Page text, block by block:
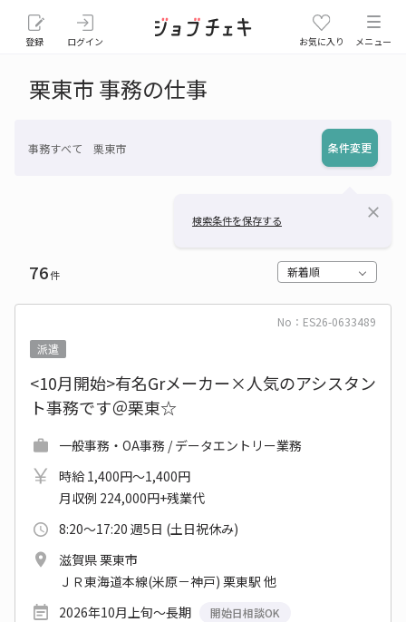
登録 ログイン お気に入り メニュー
栗東市 事務の仕事
事務すべて 栗東市 条件変更
検索条件を保存する close
76件 新着順
No：ES26-0633489
派遣
<10月開始>有名Grメーカー×人気のアシスタン
ト事務です＠栗東☆
一般事務・OA事務 / データエントリー業務
時給 1,400円～1,400円
月収例 224,000円+残業代
8:20～17:20 週5日 (土日祝休み)
滋賀県 栗東市
ＪＲ東海道本線(米原－神戸) 栗東駅 他
2026年10月上旬～長期
開始日相談OK